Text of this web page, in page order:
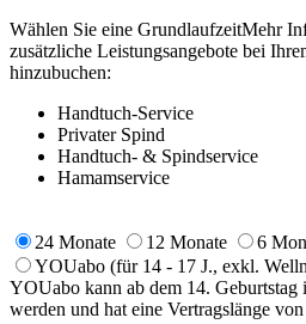
Wählen Sie eine GrundlaufzeitMehr
zusätzliche Leistungsangebote bei
hinzubuchen:
Handtuch-Service
Privater Spind
Handtuch- & Spindservice
Hamamservice
24 Monate 12 Monate 6
YOUabo (für 14 - 17 J., exkl.
YOUabo kann ab dem 14. Geburtstag
werden und hat eine Vertragslänge